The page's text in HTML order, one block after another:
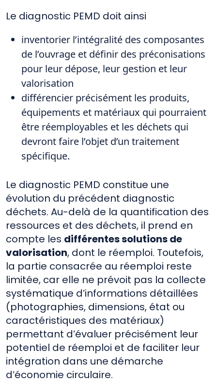
Le diagnostic PEMD doit ainsi
inventorier l’intégralité des composantes
de l’ouvrage et définir des préconisations
pour leur dépose, leur gestion et leur
valorisation
différencier précisément les produits,
équipements et matériaux qui pourraient
être réemployables et les déchets qui
devront faire l’objet d’un traitement
spécifique.
Le diagnostic PEMD constitue une
évolution du précédent diagnostic
déchets. Au-delà de la quantification des
ressources et des déchets, il prend en
compte les différentes solutions de
valorisation, dont le réemploi. Toutefois,
la partie consacrée au réemploi reste
limitée, car elle ne prévoit pas la collecte
systématique d’informations détaillées
(photographies, dimensions, état ou
caractéristiques des matériaux)
permettant d’évaluer précisément leur
potentiel de réemploi et de faciliter leur
intégration dans une démarche
d’économie circulaire.